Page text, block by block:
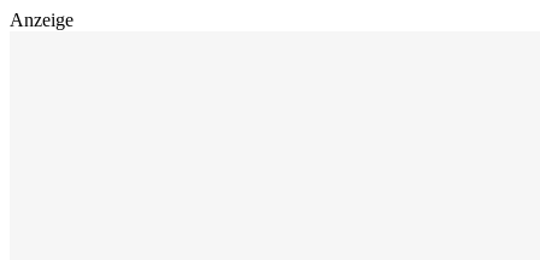
Anzeige